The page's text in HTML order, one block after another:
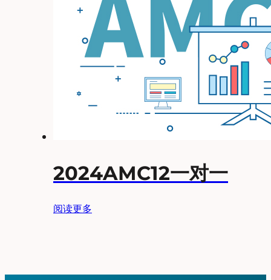
2024AMC12一对一
阅读更多